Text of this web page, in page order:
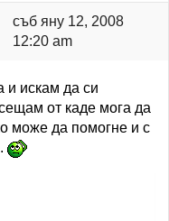
съб яну 12, 2008
12:20 am
искам да си
от каде мога да
може да помогне и с